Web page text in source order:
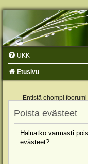
UKK
Etusivu
Entistä ehompi
Poista evästeet
Haluatko varmasti
evästeet?